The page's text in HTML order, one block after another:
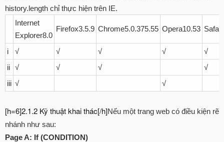
history.length chỉ thực hiện trên IE.
Internet
Explorer8.0
Firefox3.5.9 Chrome5.0.375.55 Opera10.53
i √ √ √ √
√
ii √ √ √
√
iii √ √
[h=6]2.1.2 Kỹ thuật khai thác[/h]Nếu một trang web có điều kiện rẽ
nhánh như sau:
Page A: If (CONDITION)